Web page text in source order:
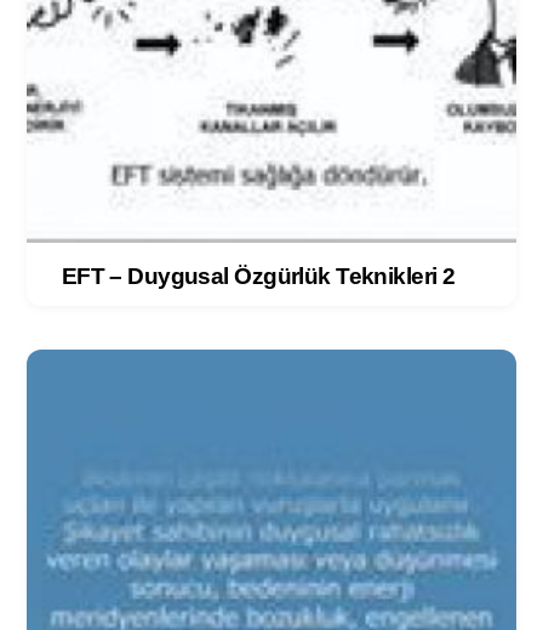
EFT – Duygusal Özgürlük Teknikleri 2